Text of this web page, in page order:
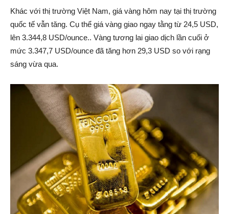
Khác với thị trường Việt Nam, giá vàng hôm nay tại thị trường
quốc tế vẫn tăng. Cụ thể giá vàng giao ngay tằng từ 24,5 USD,
lên 3.344,8 USD/ounce.. Vàng tương lai giao dịch lần cuối ở
mức 3.347,7 USD/ounce đã tăng hơn 29,3 USD so với rạng
sáng vừa qua.